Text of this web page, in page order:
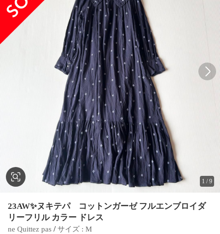
1 /9
23AW✨ヌキテパ コットンガーゼ フルエンブロイダ
リーフリル カラー ドレス
ne Quittez pas / サイズ : M